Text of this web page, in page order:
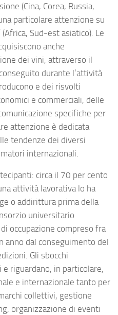
(Cina, Corea, Russia,
particolare attenzione su
Sud-est asiatico). Le
anche
dei vini, attraverso il
durante l’attività
e dei risvolti
e commerciali, delle
specifiche per
attenzione è dedicata
tendenze dei diversi
internazionali.
circa il 70 per cento
attività lavorativa lo ha
o addirittura prima della
universitario
occupazione compreso fra
anno dal conseguimento del
Gli sbocchi
riguardano, in particolare,
e internazionale tanto per
collettivi, gestione
organizzazione di eventi